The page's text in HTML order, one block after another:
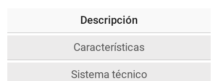
Descripción
Características
Sistema técnico